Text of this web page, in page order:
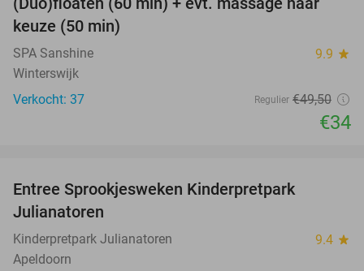
31%
keuze (50 min)
SPA Sanshine 9.9 star
Winterswijk
Verkocht: 37
Regulier €49,50
€34
Entree Sprookjesweken Kinderpretpark
Julianatoren
Kinderpretpark Julianatoren 9.4 star
Apeldoorn